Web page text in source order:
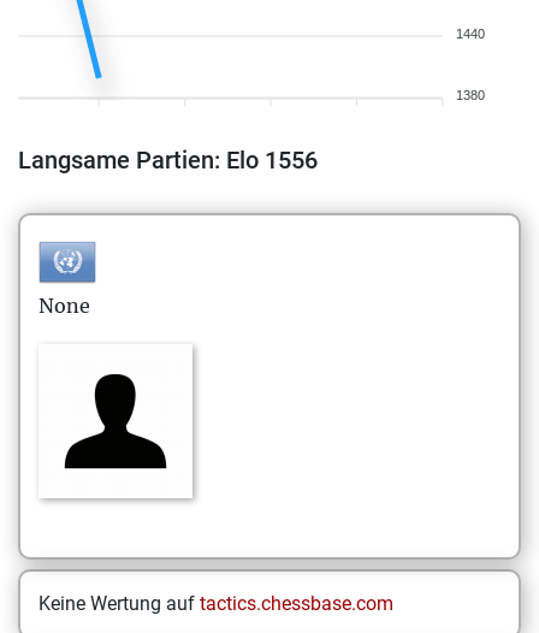
1440
1380
Langsame Partien: Elo 1556
None
Keine Wertung auf tactics.chessbase.com